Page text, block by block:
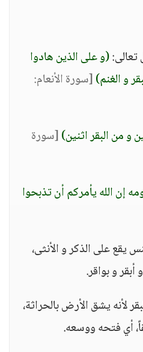
تعالى:(و على الذين هادوا
و الغنم)[سورة الأنعام:
و من البقر اثنين)[سورة
إن الله يأمركم أن تذبحوا
يقع على الذكر و الأنثى،
و بواقر.
لأنه يشق الأرض بالحراثة،
أي فتحه ووسعه.